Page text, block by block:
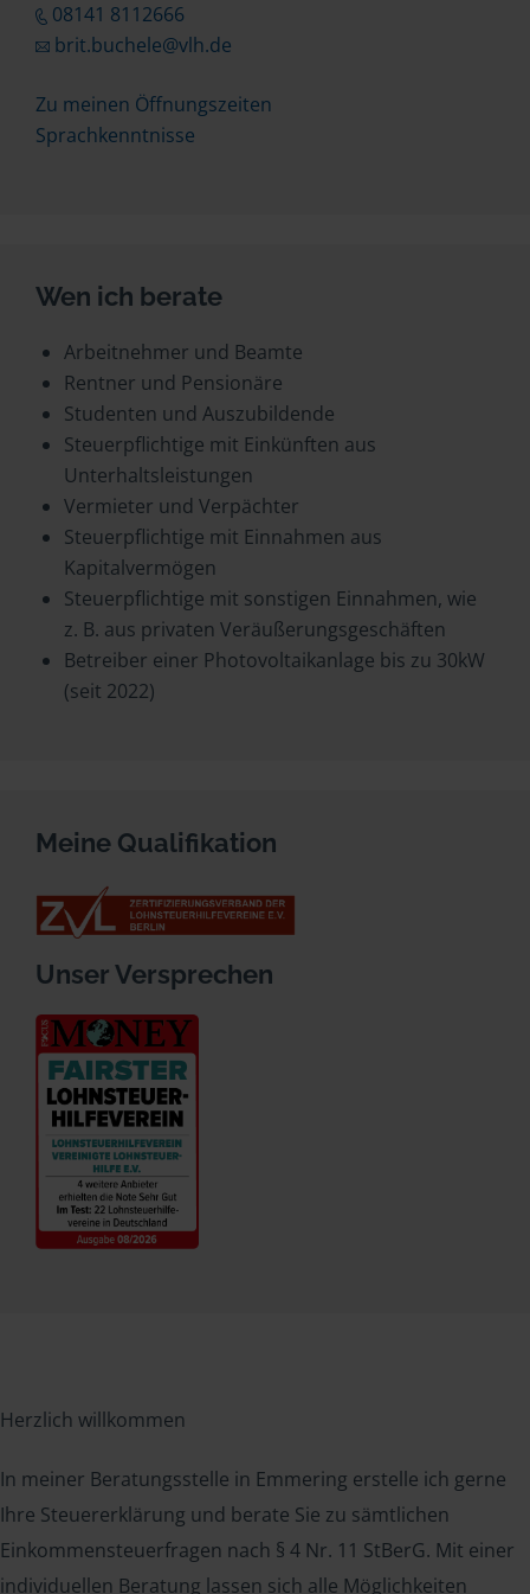
08141 8112666
brit.buchele@vlh.de
Zu meinen Öffnungszeiten
Sprachkenntnisse
Wen ich berate
Arbeitnehmer und Beamte
Rentner und Pensionäre
Studenten und Auszubildende
Steuerpflichtige mit Einkünften aus
Unterhaltsleistungen
Vermieter und Verpächter
Steuerpflichtige mit Einnahmen aus
Kapitalvermögen
Steuerpflichtige mit sonstigen Einnahmen, wie
z. B. aus privaten Veräußerungsgeschäften
Betreiber einer Photovoltaikanlage bis zu 30kW
(seit 2022)
Meine Qualifikation
Unser Versprechen
Herzlich willkommen
In meiner Beratungsstelle in Emmering erstelle ich gerne
Ihre Steuererklärung und berate Sie zu sämtlichen
Einkommensteuerfragen nach § 4 Nr. 11 StBerG. Mit einer
individuellen Beratung lassen sich alle Möglichkeiten